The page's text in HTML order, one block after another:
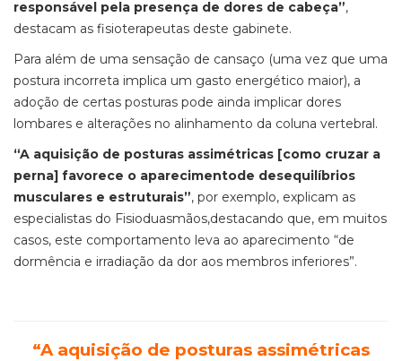
responsável pela presença de dores de cabeça”,
destacam as fisioterapeutas deste gabinete.
Para além de uma sensação de cansaço (uma vez que uma
postura incorreta implica um gasto energético maior), a
adoção de certas posturas pode ainda implicar dores
lombares e alterações no alinhamento da coluna vertebral.
“A aquisição de posturas assimétricas [como cruzar a
perna] favorece o aparecimentode desequilíbrios
musculares e estruturais”, por exemplo, explicam as
especialistas do Fisioduasmãos,destacando que, em muitos
casos, este comportamento leva ao aparecimento “de
dormência e irradiação da dor aos membros inferiores”.
“A aquisição de posturas assimétricas